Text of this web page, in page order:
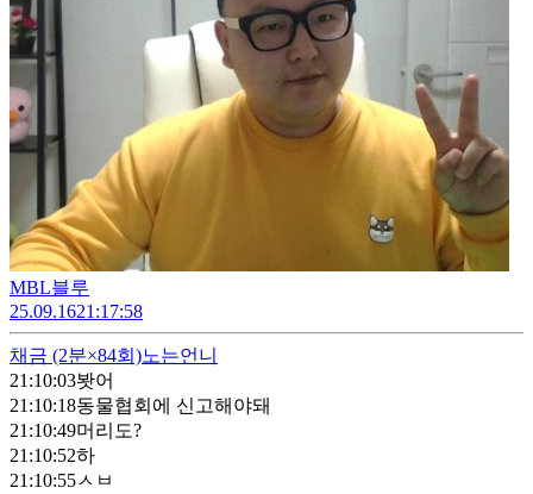
MBL블루
25.09.1621:17:58
채금 (2분×84회)노는언니
21:10:03봣어
21:10:18동물협회에 신고해야돼
21:10:49머리도?
21:10:52하
21:10:55ㅅㅂ